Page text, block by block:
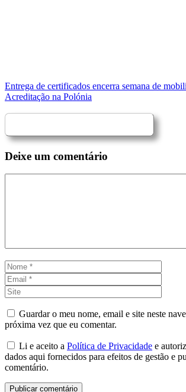
Entrega de certificados encerra semana de
Acreditação na Polónia
Deixe um comentário
Nome
Guardar o meu nome, email e site neste
próxima vez que eu comentar.
Li e aceito a Política de Privacidade e
dados aqui fornecidos para efeitos de gestão e
comentário.